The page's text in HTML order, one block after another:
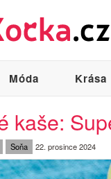
Móda Krása
kaše:
Soňa 22. prosince 2024